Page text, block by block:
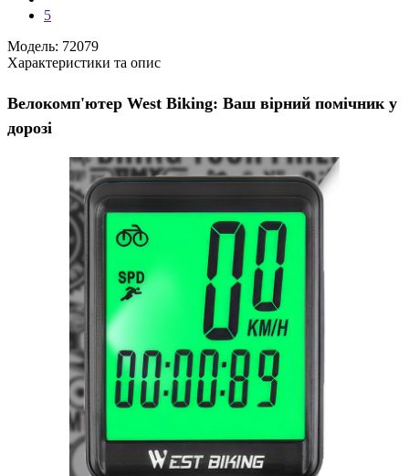
5
Модель: 72079
Характеристики та опис
Велокомп'ютер West Biking: Ваш вірний помічник у
дорозі